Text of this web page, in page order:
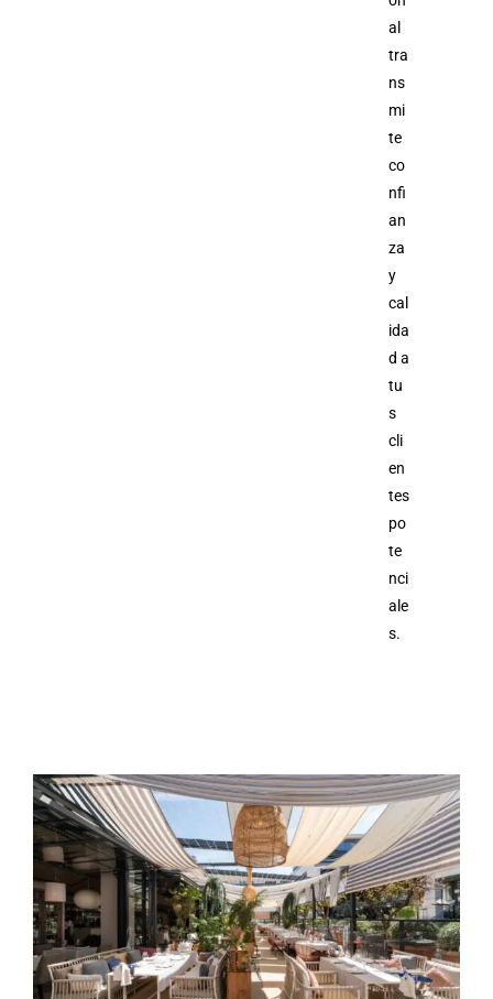
al
tra
ns
mi
te
co
nfi
an
za
y
cal
ida
d a
tu
s
cli
en
tes
po
te
nci
ale
s.